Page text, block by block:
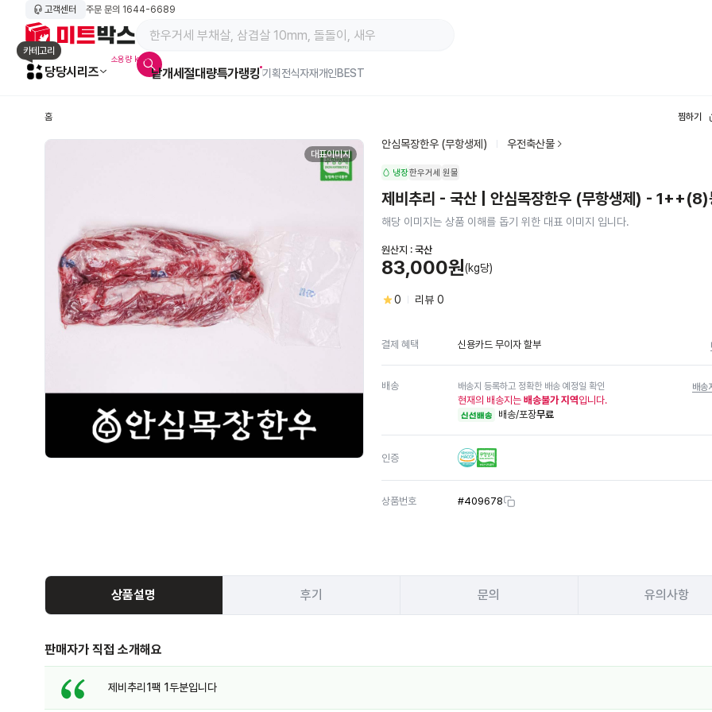
고객센터 주문 문의 1644-6689
메인 페이지 바로가기
카테고리
당당시리즈
소용량 kg육
낱개세절대량특가랭킹알람아이콘
기획전식자재개인BEST
홈 찜하기
대표이미지
안심목장한우 (무항생제) 우전축산물
냉장한우거세 원물
제비추리 - 국산 | 안심목장한우 (무항생제) - 1++(8)
해당 이미지는 상품 이해를 돕기 위한 대표 이미지 입니다.
원산지 : 국산
83,000원(kg당)
0 리뷰 0
결제 혜택 신용카드 무이자 할부
배송 배송지 등록하고 정확한 배송 예정일 확인 배송
현재의 배송지는 배송불가 지역입니다.
신선배송 배송/포장무료
인증
상품번호 #409678
상품설명 후기 문의 유의사항
판매자가 직접 소개해요
제비추리1팩 1두분입니다